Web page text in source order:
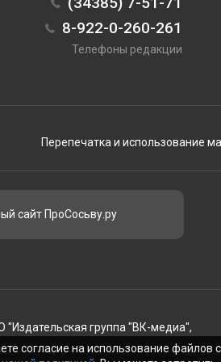
8-922-0-260-261
Телефоны редакции
Перепечатка и использование
сайт ПроСосьву.ру
группа "ВК-медиа",
согласие на использование